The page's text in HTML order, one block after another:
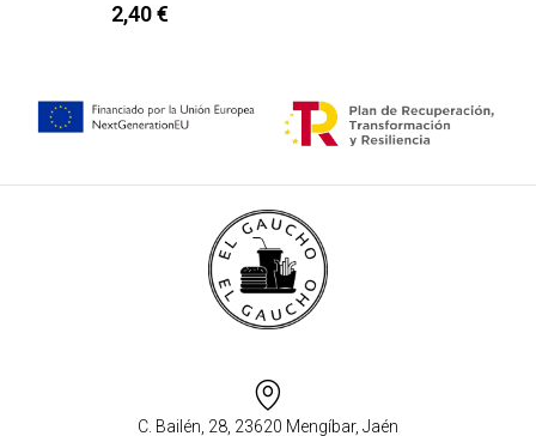
2,40€
C. Bailén, 28, 23620 Mengíbar, Jaén